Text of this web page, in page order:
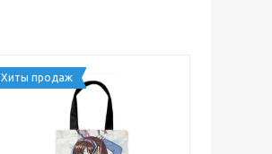
Хиты продаж